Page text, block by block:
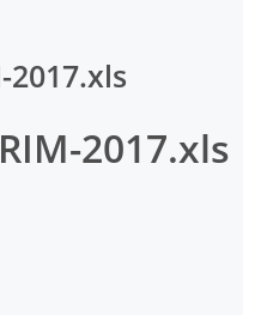
2017.xls
2017.xls